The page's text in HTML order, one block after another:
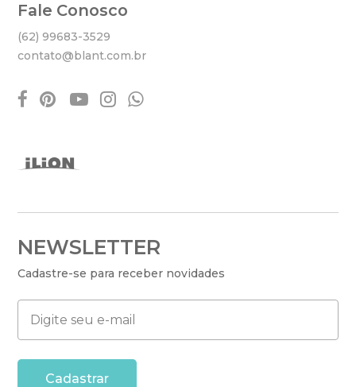
Fale Conosco
(62) 99683-3529
contato@blant.com.br
facebook
pinterest
youtube
instagram
whatsapp
NEWSLETTER
Cadastre-se para receber novidades